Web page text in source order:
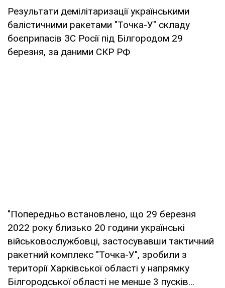
Результати демілітаризації українськими
балістичними ракетами "Точка-У" складу
боєприпасів ЗС Росії під Білгородом 29
березня, за даними СКР РФ
"Попередньо встановлено, що 29 березня
2022 року близько 20 години українські
військовослужбовці, застосувавши тактичний
ракетний комплекс "Точка-У", зробили з
території Харківської області у напрямку
Білгородської області не менше 3 пусків...